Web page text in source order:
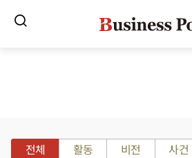
전체 활동 비전 사건